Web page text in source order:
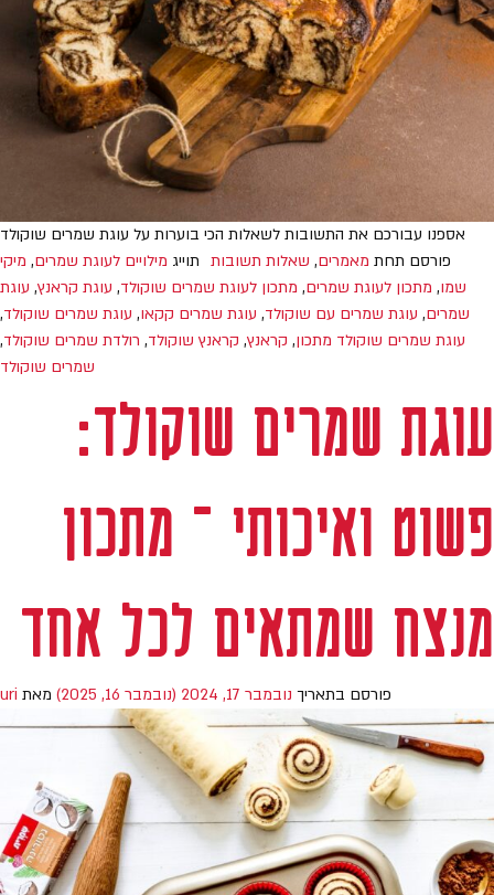
אספנו עבורכם את התשובות לשאלות הכי בוערות על עוגת שמרים שוקולד
פורסם תחת מאמרים, שאלות תשובות תוייג מילויים לעוגת שמרים, מיקי
שמו, מתכון לעוגת שמרים, מתכון לעוגת שמרים שוקולד, עוגת קראנץ, עוגת
שמרים, עוגת שמרים עם שוקולד, עוגת שמרים קקאו, עוגת שמרים שוקולד,
עוגת שמרים שוקולד מתכון, קראנץ, קראנץ שוקולד, רולדת שמרים שוקולד,
שמרים שוקולד
עוגת שמרים שוקולד:
פשוט ואיכותי – מתכון
מנצח שמתאים לכל אחד
פורסם בתאריך נובמבר 17, 2024 (נובמבר 16, 2025) מאת uri